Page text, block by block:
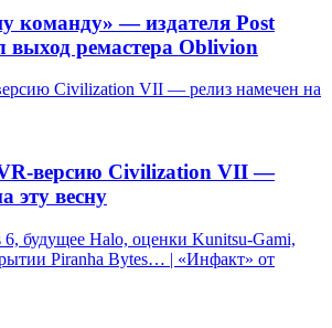
команду» — издателя Post
выход ремастера Oblivion
Civilization VII — релиз намечен на
версию Civilization VII —
эту весну
будущее Halo, оценки Kunitsu-Gami,
Piranha Bytes… | «Инфакт» от